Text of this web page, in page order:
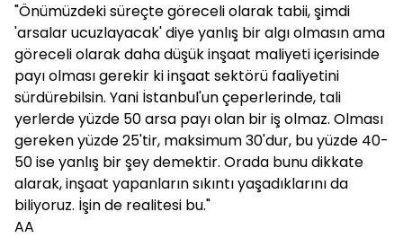
"Önümüzdeki süreçte göreceli olarak tabii, şimdi
'arsalar ucuzlayacak' diye yanlış bir algı olmasın ama
göreceli olarak daha düşük inşaat maliyeti içerisinde
payı olması gerekir ki inşaat sektörü faaliyetini
sürdürebilsin. Yani İstanbul'un çeperlerinde, tali
yerlerde yüzde 50 arsa payı olan bir iş olmaz. Olması
gereken yüzde 25'tir, maksimum 30'dur, bu yüzde 40-
50 ise yanlış bir şey demektir. Orada bunu dikkate
alarak, inşaat yapanların sıkıntı yaşadıklarını da
biliyoruz. İşin de realitesi bu."
AA